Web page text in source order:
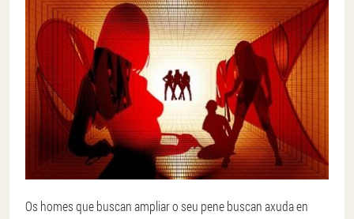
Os homes que buscan ampliar o seu pene buscan axuda en